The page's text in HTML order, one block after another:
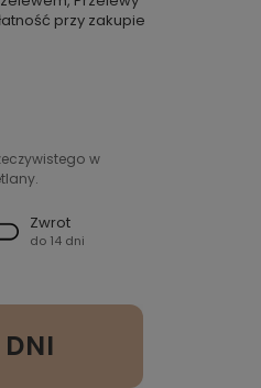
przy zakupie
w
Zwrot
do 14 dni